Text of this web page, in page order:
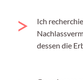
Ich
dessen die